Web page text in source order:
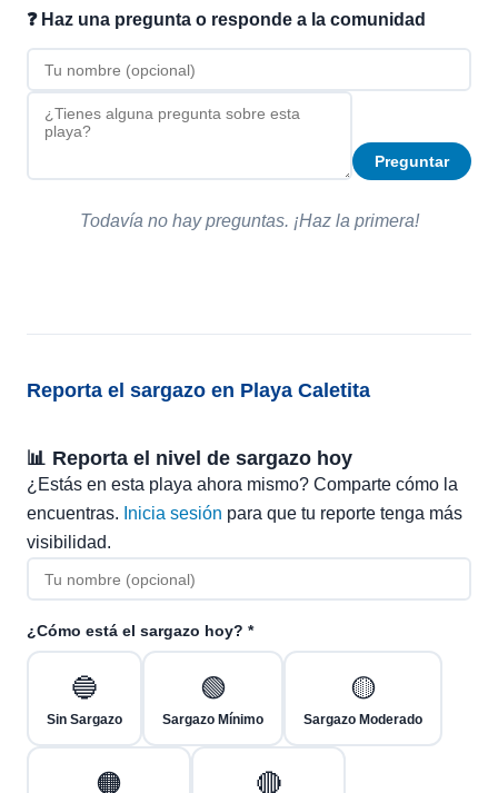
❓ Haz una pregunta o responde a la comunidad
Preguntar
Todavía no hay preguntas. ¡Haz la primera!
Reporta el sargazo en Playa Caletita
📊 Reporta el nivel de sargazo hoy
¿Estás en esta playa ahora mismo? Comparte cómo la
encuentras. Inicia sesión para que tu reporte tenga más
visibilidad.
¿Cómo está el sargazo hoy? *
🔵
Sin Sargazo
🟢
Sargazo Mínimo
🟡
Sargazo Moderado
🟠 🔴